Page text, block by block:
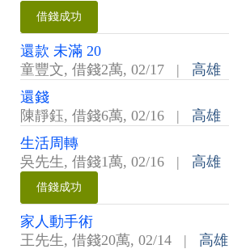
借錢成功
還款 未滿 20
童豐文, 借錢2萬, 02/17 | 高雄
還錢
陳靜鈺, 借錢6萬, 02/16 | 高雄
生活周轉
吳先生, 借錢1萬, 02/16 | 高雄
借錢成功
家人動手術
王先生, 借錢20萬, 02/14 | 高雄